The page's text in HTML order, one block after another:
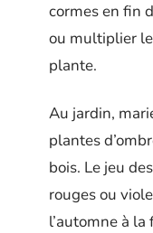
cormes en fin
ou multiplier
plante.
Au jardin,
plantes
bois. Le jeu
rouges ou
l’automne à